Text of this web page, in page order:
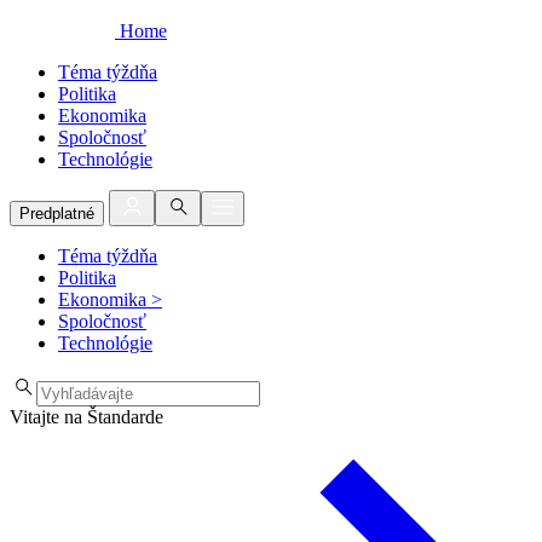
Home
Téma týždňa
Politika
Ekonomika
Spoločnosť
Technológie
Predplatné
Téma týždňa
Politika
Ekonomika >
Spoločnosť
Technológie
Vitajte na Štandarde